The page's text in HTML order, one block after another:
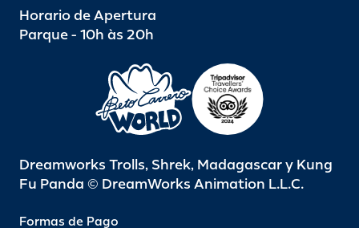
Horario de Apertura
Parque - 10h às 20h
Dreamworks Trolls, Shrek, Madagascar y Kung
Fu Panda © DreamWorks Animation L.L.C.
Formas de Pago